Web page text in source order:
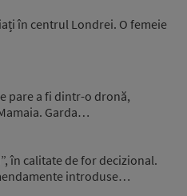
în centrul Londrei. O femeie
pare a fi dintr-o dronă,
Garda…
în calitate de for decizional.
introduse…